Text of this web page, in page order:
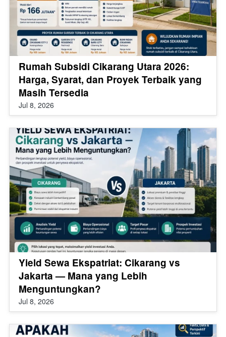
Rumah Subsidi Cikarang Utara 2026:
Harga, Syarat, dan Proyek Terbaik yang
Masih Tersedia
Jul 8, 2026
Yield Sewa Ekspatriat: Cikarang vs
Jakarta — Mana yang Lebih
Menguntungkan?
Jul 8, 2026